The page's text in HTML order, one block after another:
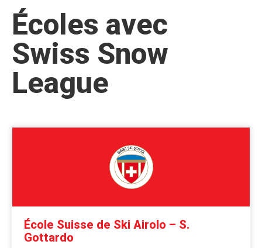
Écoles avec
Swiss Snow
League
École Suisse de Ski Airolo – S.
Gottardo